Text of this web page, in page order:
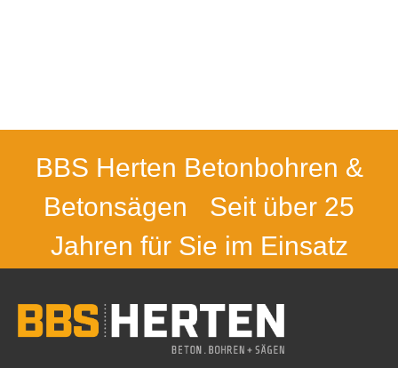
BBS Herten Betonbohren &
Betonsägen
Seit über 25
Jahren für Sie im Einsatz